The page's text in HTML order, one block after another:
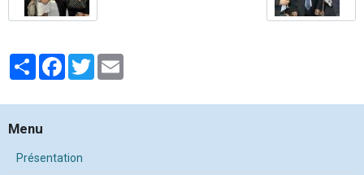
PartagerFacebook
Twitter
Menu
Présentation